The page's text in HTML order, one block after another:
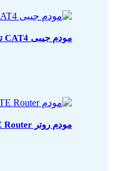
مودم جیبی CAT4 تندا مدل 4G185 V3.0
مودم روتر 4G LTE Router تندا N300 مدل 4G03